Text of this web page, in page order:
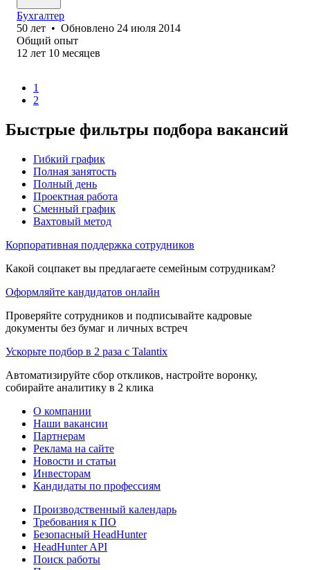
Бухгалтер
50 лет • Обновлено 24 июля 2014
Общий опыт
12 лет 10 месяцев
1
2
Быстрые фильтры подбора вакансий
Гибкий график
Полная занятость
Полный день
Проектная работа
Сменный график
Вахтовый метод
Корпоративная поддержка сотрудников
Какой соцпакет вы предлагаете семейным сотрудникам?
Оформляйте кандидатов онлайн
Проверяйте сотрудников и подписывайте кадровые
документы без бумаг и личных встреч
Ускорьте подбор в 2 раза с Talantix
Автоматизируйте сбор откликов, настройте воронку,
собирайте аналитику в 2 клика
О компании
Наши вакансии
Партнерам
Реклама на сайте
Новости и статьи
Инвесторам
Кандидаты по профессиям
Производственный календарь
Требования к ПО
Безопасный HeadHunter
HeadHunter API
Поиск работы